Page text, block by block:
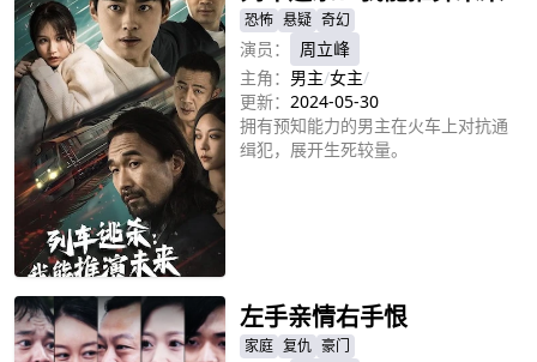
文明火种，奔赴星辰大海。
恐怖 悬疑 奇幻
演员：
周立峰
主角： 男主/女主/
更新： 2024-05-30
拥有预知能力的男主在火车上对抗通
缉犯，展开生死较量。
左手亲情右手恨
家庭 复仇 豪门